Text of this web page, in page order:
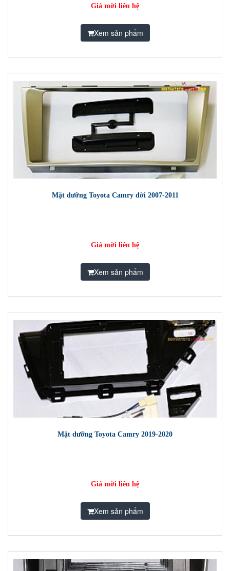
Giá mời liên hệ
Xem sản phẩm
Mặt dưỡng Toyota Camry đời 2007-2011
Giá mời liên hệ
Xem sản phẩm
Mặt dưỡng Toyota Camry 2019-2020
Giá mời liên hệ
Xem sản phẩm